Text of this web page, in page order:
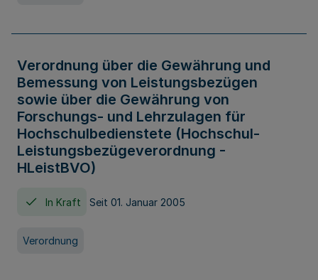
Verordnung über die Gewährung und
Bemessung von Leistungsbezügen
sowie über die Gewährung von
Forschungs- und Lehrzulagen für
Hochschulbedienstete (Hochschul-
Leistungsbezügeverordnung -
HLeistBVO)
In Kraft Seit 01. Januar 2005
Verordnung